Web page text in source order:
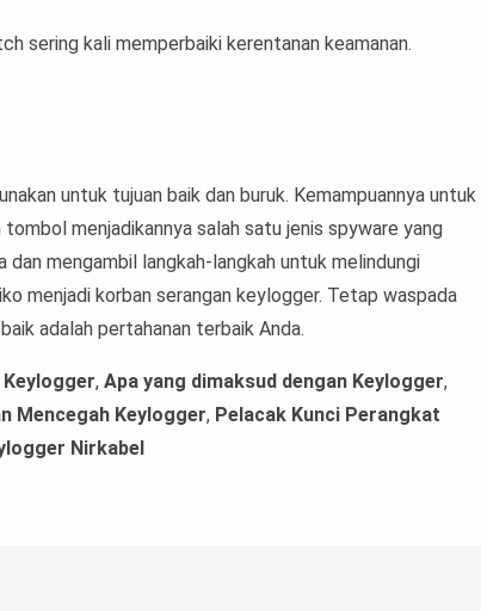
sering kali memperbaiki kerentanan keamanan.
untuk tujuan baik dan buruk. Kemampuannya untuk
menjadikannya salah satu jenis spyware yang
dan mengambil langkah-langkah untuk melindungi
menjadi korban serangan keylogger. Tetap waspada
adalah pertahanan terbaik Anda.
, Apa yang dimaksud dengan Keylogger,
Mencegah Keylogger, Pelacak Kunci Perangkat
Nirkabel